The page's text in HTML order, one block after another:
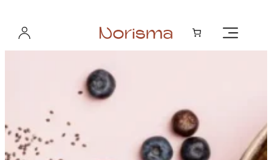
innhold